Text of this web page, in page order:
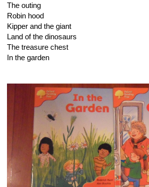
The outing
Robin hood
Kipper and the giant
Land of the dinosaurs
The treasure chest
In the garden